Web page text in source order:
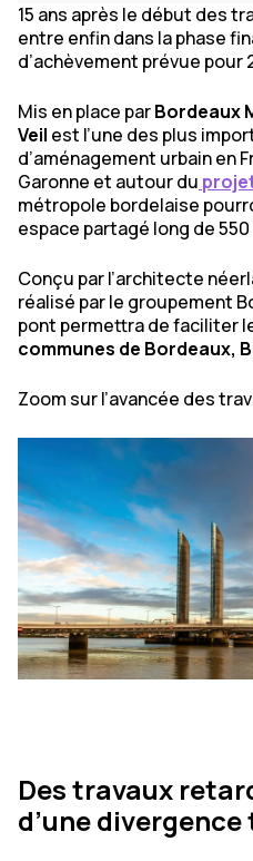
15 ans après le début des
entre enfin dans la phase
d’achèvement prévue pour
Mis en place parBordeaux
Veil est l’une des plus
d’aménagement urbain en
Garonne et autour du
métropole bordelaise
espace partagé long de
Conçu par l’architecte
réalisé par le groupement
pont permettra de faciliter
communes de Bordeaux,
Zoom sur l’avancée des
Des travaux
d’une